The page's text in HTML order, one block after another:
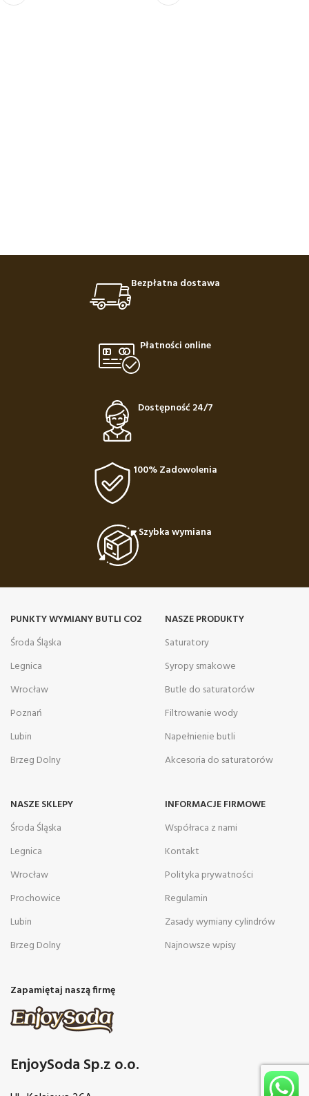
Bezpłatna dostawa
Płatności online
Dostępność 24/7
100% Zadowolenia
Szybka wymiana
PUNKTY WYMIANY BUTLI CO2
Środa Śląska
Legnica
Wrocław
Poznań
Lubin
Brzeg Dolny
NASZE PRODUKTY
Saturatory
Syropy smakowe
Butle do saturatorów
Filtrowanie wody
Napełnienie butli
Akcesoria do saturatorów
NASZE SKLEPY
Środa Śląska
Legnica
Wrocław
Prochowice
Lubin
Brzeg Dolny
INFORMACJE FIRMOWE
Współraca z nami
Kontakt
Polityka prywatności
Regulamin
Zasady wymiany cylindrów
Najnowsze wpisy
Zapamiętaj naszą firmę
EnjoySoda Sp.z o.o.